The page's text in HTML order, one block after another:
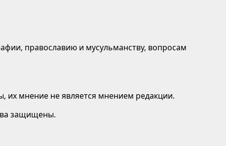
православию и мусульманству, вопросам
их мнение не является мнением редакции.
защищены.